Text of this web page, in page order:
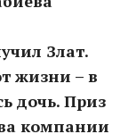
Злат.
жизни – в
дочь. Приз
компании